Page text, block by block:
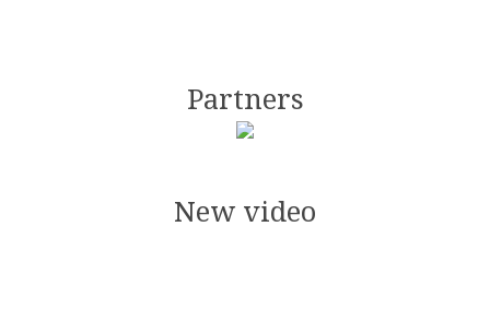
Partners
New video